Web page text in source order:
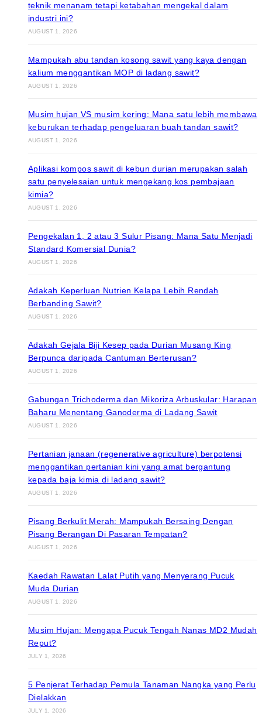
teknik menanam tetapi ketabahan mengekal dalam
industri ini?
AUGUST 1, 2026
Mampukah abu tandan kosong sawit yang kaya dengan
kalium menggantikan MOP di ladang sawit?
AUGUST 1, 2026
Musim hujan VS musim kering: Mana satu lebih membawa
keburukan terhadap pengeluaran buah tandan sawit?
AUGUST 1, 2026
Aplikasi kompos sawit di kebun durian merupakan salah
satu penyelesaian untuk mengekang kos pembajaan
kimia?
AUGUST 1, 2026
Pengekalan 1, 2 atau 3 Sulur Pisang: Mana Satu Menjadi
Standard Komersial Dunia?
AUGUST 1, 2026
Adakah Keperluan Nutrien Kelapa Lebih Rendah
Berbanding Sawit?
AUGUST 1, 2026
Adakah Gejala Biji Kesep pada Durian Musang King
Berpunca daripada Cantuman Berterusan?
AUGUST 1, 2026
Gabungan Trichoderma dan Mikoriza Arbuskular: Harapan
Baharu Menentang Ganoderma di Ladang Sawit
AUGUST 1, 2026
Pertanian janaan (regenerative agriculture) berpotensi
menggantikan pertanian kini yang amat bergantung
kepada baja kimia di ladang sawit?
AUGUST 1, 2026
Pisang Berkulit Merah: Mampukah Bersaing Dengan
Pisang Berangan Di Pasaran Tempatan?
AUGUST 1, 2026
Kaedah Rawatan Lalat Putih yang Menyerang Pucuk
Muda Durian
AUGUST 1, 2026
Musim Hujan: Mengapa Pucuk Tengah Nanas MD2 Mudah
Reput?
JULY 1, 2026
5 Penjerat Terhadap Pemula Tanaman Nangka yang Perlu
Dielakkan
JULY 1, 2026